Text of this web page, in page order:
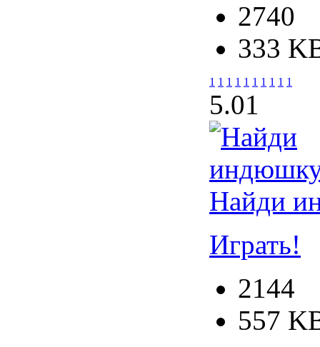
2740
333
1 1 1 1 1 1 1 1 1 1
5.01
Найди
Играть!
2144
557